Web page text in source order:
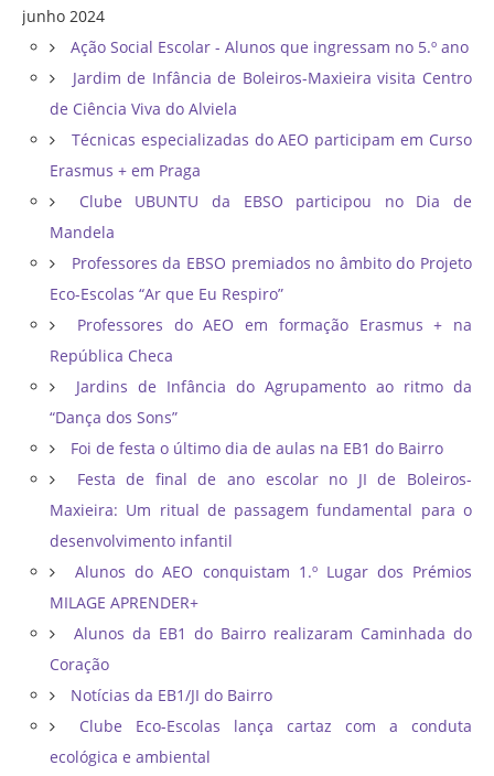
junho 2024
Ação Social Escolar - Alunos que ingressam no 5.º ano
Jardim de Infância de Boleiros-Maxieira visita Centro
de Ciência Viva do Alviela
Técnicas especializadas do AEO participam em Curso
Erasmus + em Praga
Clube UBUNTU da EBSO participou no Dia de
Mandela
Professores da EBSO premiados no âmbito do Projeto
Eco-Escolas “Ar que Eu Respiro”
Professores do AEO em formação Erasmus + na
República Checa
Jardins de Infância do Agrupamento ao ritmo da
“Dança dos Sons”
Foi de festa o último dia de aulas na EB1 do Bairro
Festa de final de ano escolar no JI de Boleiros-
Maxieira: Um ritual de passagem fundamental para o
desenvolvimento infantil
Alunos do AEO conquistam 1.º Lugar dos Prémios
MILAGE APRENDER+
Alunos da EB1 do Bairro realizaram Caminhada do
Coração
Notícias da EB1/JI do Bairro
Clube Eco-Escolas lança cartaz com a conduta
ecológica e ambiental